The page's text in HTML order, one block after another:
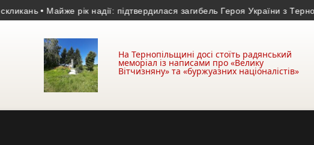
• Майже рік надії: підтвердилася загибель Героя України з Тернопільщини
На Тернопільщині досі стоїть радянський
меморіал із написами про «Велику
Вітчизняну» та «буржуазних націоналістів»